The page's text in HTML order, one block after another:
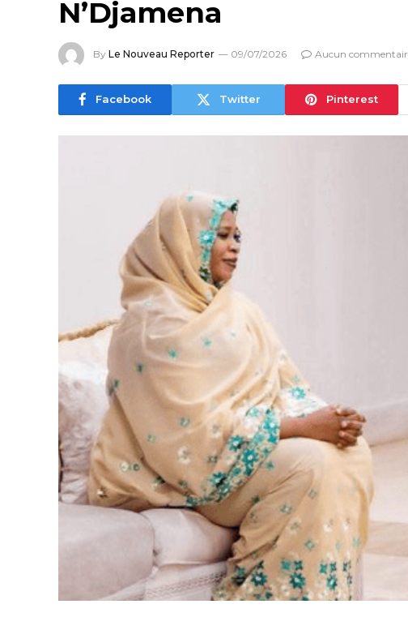
N’Djamena
By Le Nouveau Reporter 09/07/2026 Aucun
Facebook Twitter Pinterest